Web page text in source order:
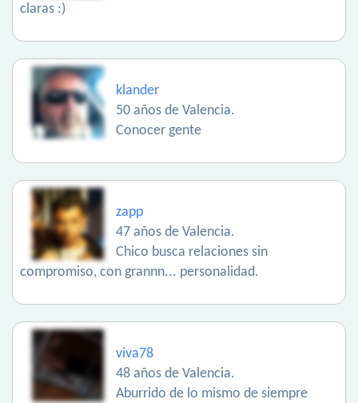
claras :)
klander
50 años de Valencia.
Conocer gente
zapp
47 años de Valencia.
Chico busca relaciones sin
compromiso, con grannn... personalidad.
viva78
48 años de Valencia.
Aburrido de lo mismo de siempre